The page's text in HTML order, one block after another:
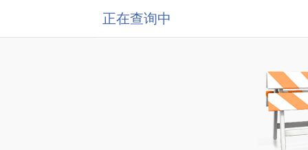
正在查询中